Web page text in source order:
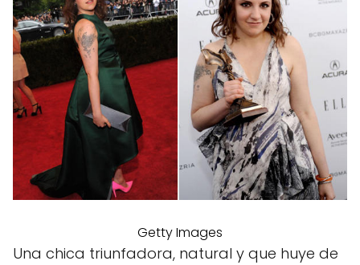
Getty Images
Una chica triunfadora, natural y que huye de